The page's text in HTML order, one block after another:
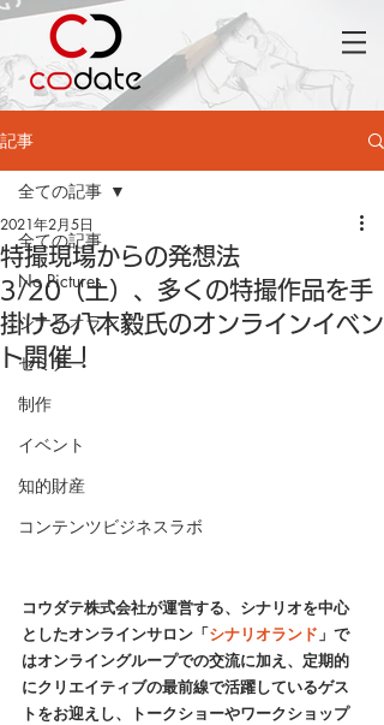
記事
全ての記事
No Pictures
シナリオランド
セミナー
制作
イベント
知的財産
コンテンツビジネスラボ
全ての記事
特撮現場からの発想法
3/20（土）、多くの特撮作品を手
掛ける八木毅氏のオンラインイベン
ト開催！
2021年2月5日
コウダテ株式会社が運営する、シナリオを中心
としたオンラインサロン「シナリオランド 」で
はオンライングループでの交流に加え、定期的
にクリエイティブの最前線で活躍しているゲス
トをお迎えし、トークショーやワークショップ